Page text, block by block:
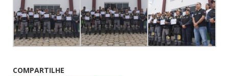
COMPARTILHE